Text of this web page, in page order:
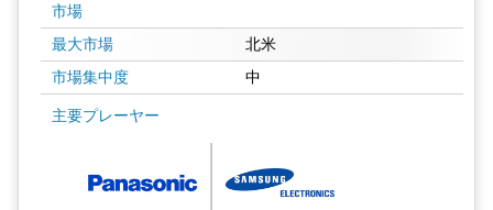
市場
最大市場 北米
市場集中度 中
主要プレーヤー
画像 © Mordor Intelligence。再利用にはCC BY 4.0の表示が必要です。